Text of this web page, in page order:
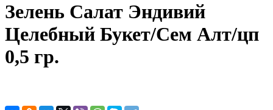
Зелень Салат Эндивий
Целебный Букет/Сем Алт/цп
0,5 гр.